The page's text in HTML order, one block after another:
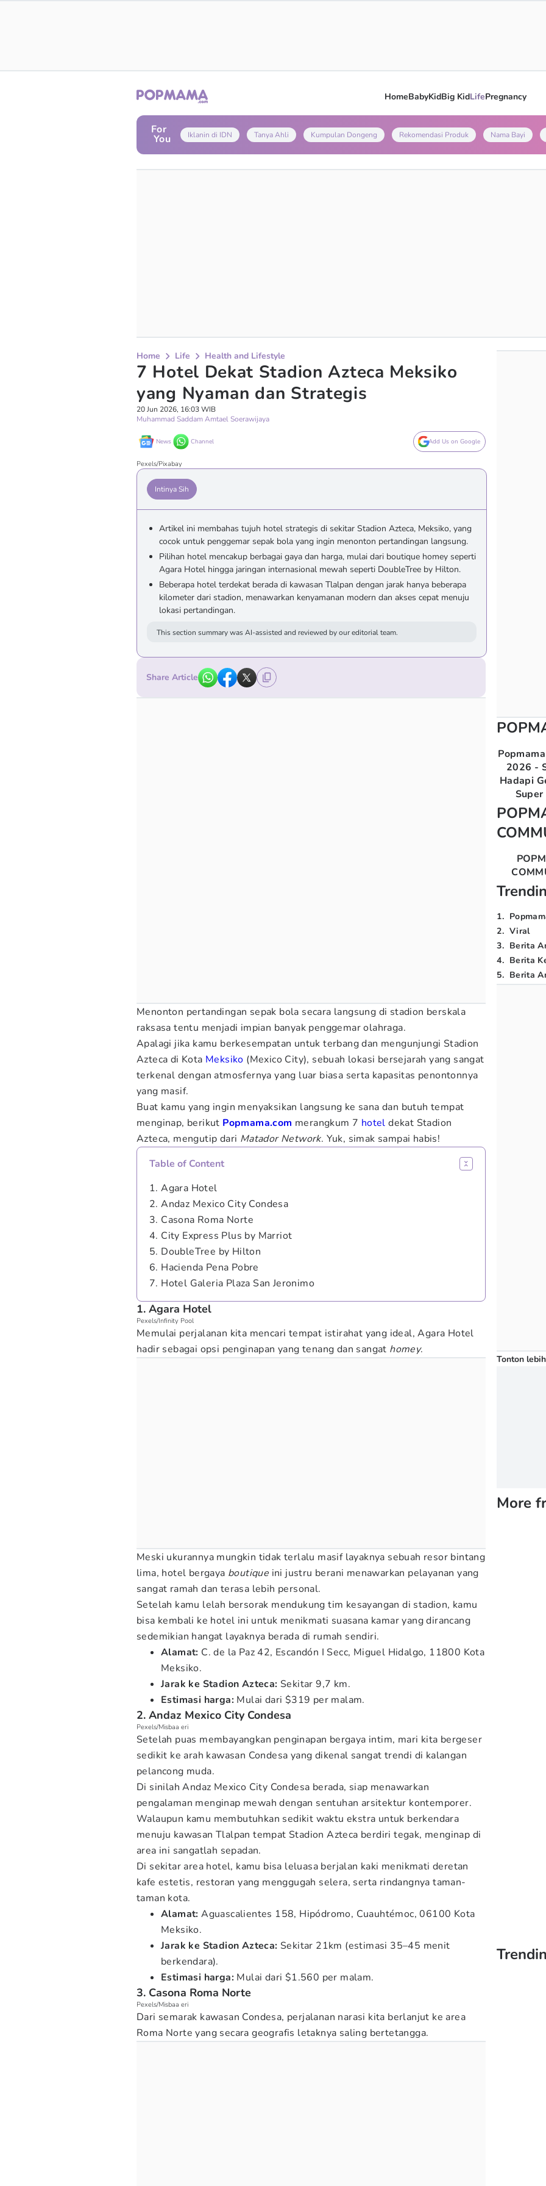
HomeBabyKidBig KidLifePregnancy
For
You Iklanin di IDN Tanya Ahli Kumpulan Dongeng Rekomendasi Produk Nama Bayi
Home Life Health and Lifestyle
7 Hotel Dekat Stadion Azteca Meksiko
yang Nyaman dan Strategis
20 Jun 2026, 16:03 WIB
Muhammad Saddam Amtael Soerawijaya
News Channel Add Us on Google
Pexels/Pixabay
Intinya Sih
Artikel ini membahas tujuh hotel strategis di sekitar Stadion Azteca, Meksiko, yang
cocok untuk penggemar sepak bola yang ingin menonton pertandingan langsung.
Pilihan hotel mencakup berbagai gaya dan harga, mulai dari boutique homey seperti
Agara Hotel hingga jaringan internasional mewah seperti DoubleTree by Hilton.
Beberapa hotel terdekat berada di kawasan Tlalpan dengan jarak hanya beberapa
kilometer dari stadion, menawarkan kenyamanan modern dan akses cepat menuju
lokasi pertandingan.
This section summary was AI-assisted and reviewed by our editorial team.
Share Article
Menonton pertandingan sepak bola secara langsung di stadion berskala
raksasa tentu menjadi impian banyak penggemar olahraga.
Apalagi jika kamu berkesempatan untuk terbang dan mengunjungi Stadion
Azteca di Kota Meksiko (Mexico City), sebuah lokasi bersejarah yang sangat
terkenal dengan atmosfernya yang luar biasa serta kapasitas penontonnya
yang masif.
Buat kamu yang ingin menyaksikan langsung ke sana dan butuh tempat
menginap, berikut Popmama.com merangkum 7 hotel dekat Stadion
Azteca, mengutip dari Matador Network. Yuk, simak sampai habis!
Table of Content
1. Agara Hotel
2. Andaz Mexico City Condesa
3. Casona Roma Norte
4. City Express Plus by Marriot
5. DoubleTree by Hilton
6. Hacienda Pena Pobre
7. Hotel Galeria Plaza San Jeronimo
1. Agara Hotel
Pexels/Infinity Pool
Memulai perjalanan kita mencari tempat istirahat yang ideal, Agara Hotel
hadir sebagai opsi penginapan yang tenang dan sangat homey.
Meski ukurannya mungkin tidak terlalu masif layaknya sebuah resor bintang
lima, hotel bergaya boutique ini justru berani menawarkan pelayanan yang
sangat ramah dan terasa lebih personal.
Setelah kamu lelah bersorak mendukung tim kesayangan di stadion, kamu
bisa kembali ke hotel ini untuk menikmati suasana kamar yang dirancang
sedemikian hangat layaknya berada di rumah sendiri.
Alamat: C. de la Paz 42, Escandón I Secc, Miguel Hidalgo, 11800 Kota
Meksiko.
Jarak ke Stadion Azteca: Sekitar 9,7 km.
Estimasi harga: Mulai dari $319 per malam.
2. Andaz Mexico City Condesa
Pexels/Misbaa eri
Setelah puas membayangkan penginapan bergaya intim, mari kita bergeser
sedikit ke arah kawasan Condesa yang dikenal sangat trendi di kalangan
pelancong muda.
Di sinilah Andaz Mexico City Condesa berada, siap menawarkan
pengalaman menginap mewah dengan sentuhan arsitektur kontemporer.
Walaupun kamu membutuhkan sedikit waktu ekstra untuk berkendara
menuju kawasan Tlalpan tempat Stadion Azteca berdiri tegak, menginap di
area ini sangatlah sepadan.
Di sekitar area hotel, kamu bisa leluasa berjalan kaki menikmati deretan
kafe estetis, restoran yang menggugah selera, serta rindangnya taman-
taman kota.
Alamat: Aguascalientes 158, Hipódromo, Cuauhtémoc, 06100 Kota
Meksiko.
Jarak ke Stadion Azteca: Sekitar 21km (estimasi 35–45 menit
berkendara).
Estimasi harga: Mulai dari $1.560 per malam.
3. Casona Roma Norte
Pexels/Misbaa eri
Dari semarak kawasan Condesa, perjalanan narasi kita berlanjut ke area
Roma Norte yang secara geografis letaknya saling bertetangga.
2026 -
Hadapi
1.
2. Viral
3. Berita
4. Berita
5. Berita
Tonton
More